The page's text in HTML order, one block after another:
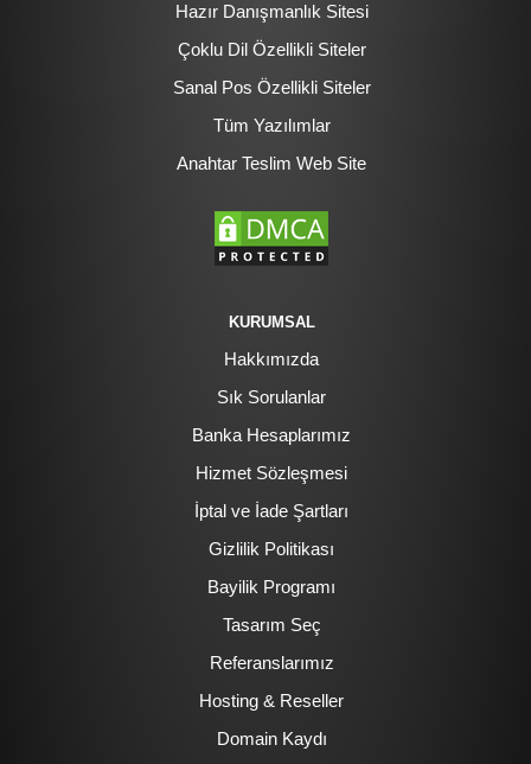
Hazır Danışmanlık Sitesi
Çoklu Dil Özellikli Siteler
Sanal Pos Özellikli Siteler
Tüm Yazılımlar
Anahtar Teslim Web Site
KURUMSAL
Hakkımızda
Sık Sorulanlar
Banka Hesaplarımız
Hizmet Sözleşmesi
İptal ve İade Şartları
Gizlilik Politikası
Bayilik Programı
Tasarım Seç
Referanslarımız
Hosting & Reseller
Domain Kaydı